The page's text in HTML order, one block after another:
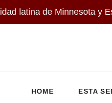
latina de Minnesota y
HOME ESTA